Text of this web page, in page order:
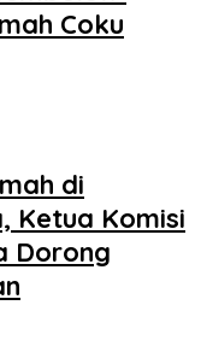
Coku
di
Ketua Komisi
Dorong